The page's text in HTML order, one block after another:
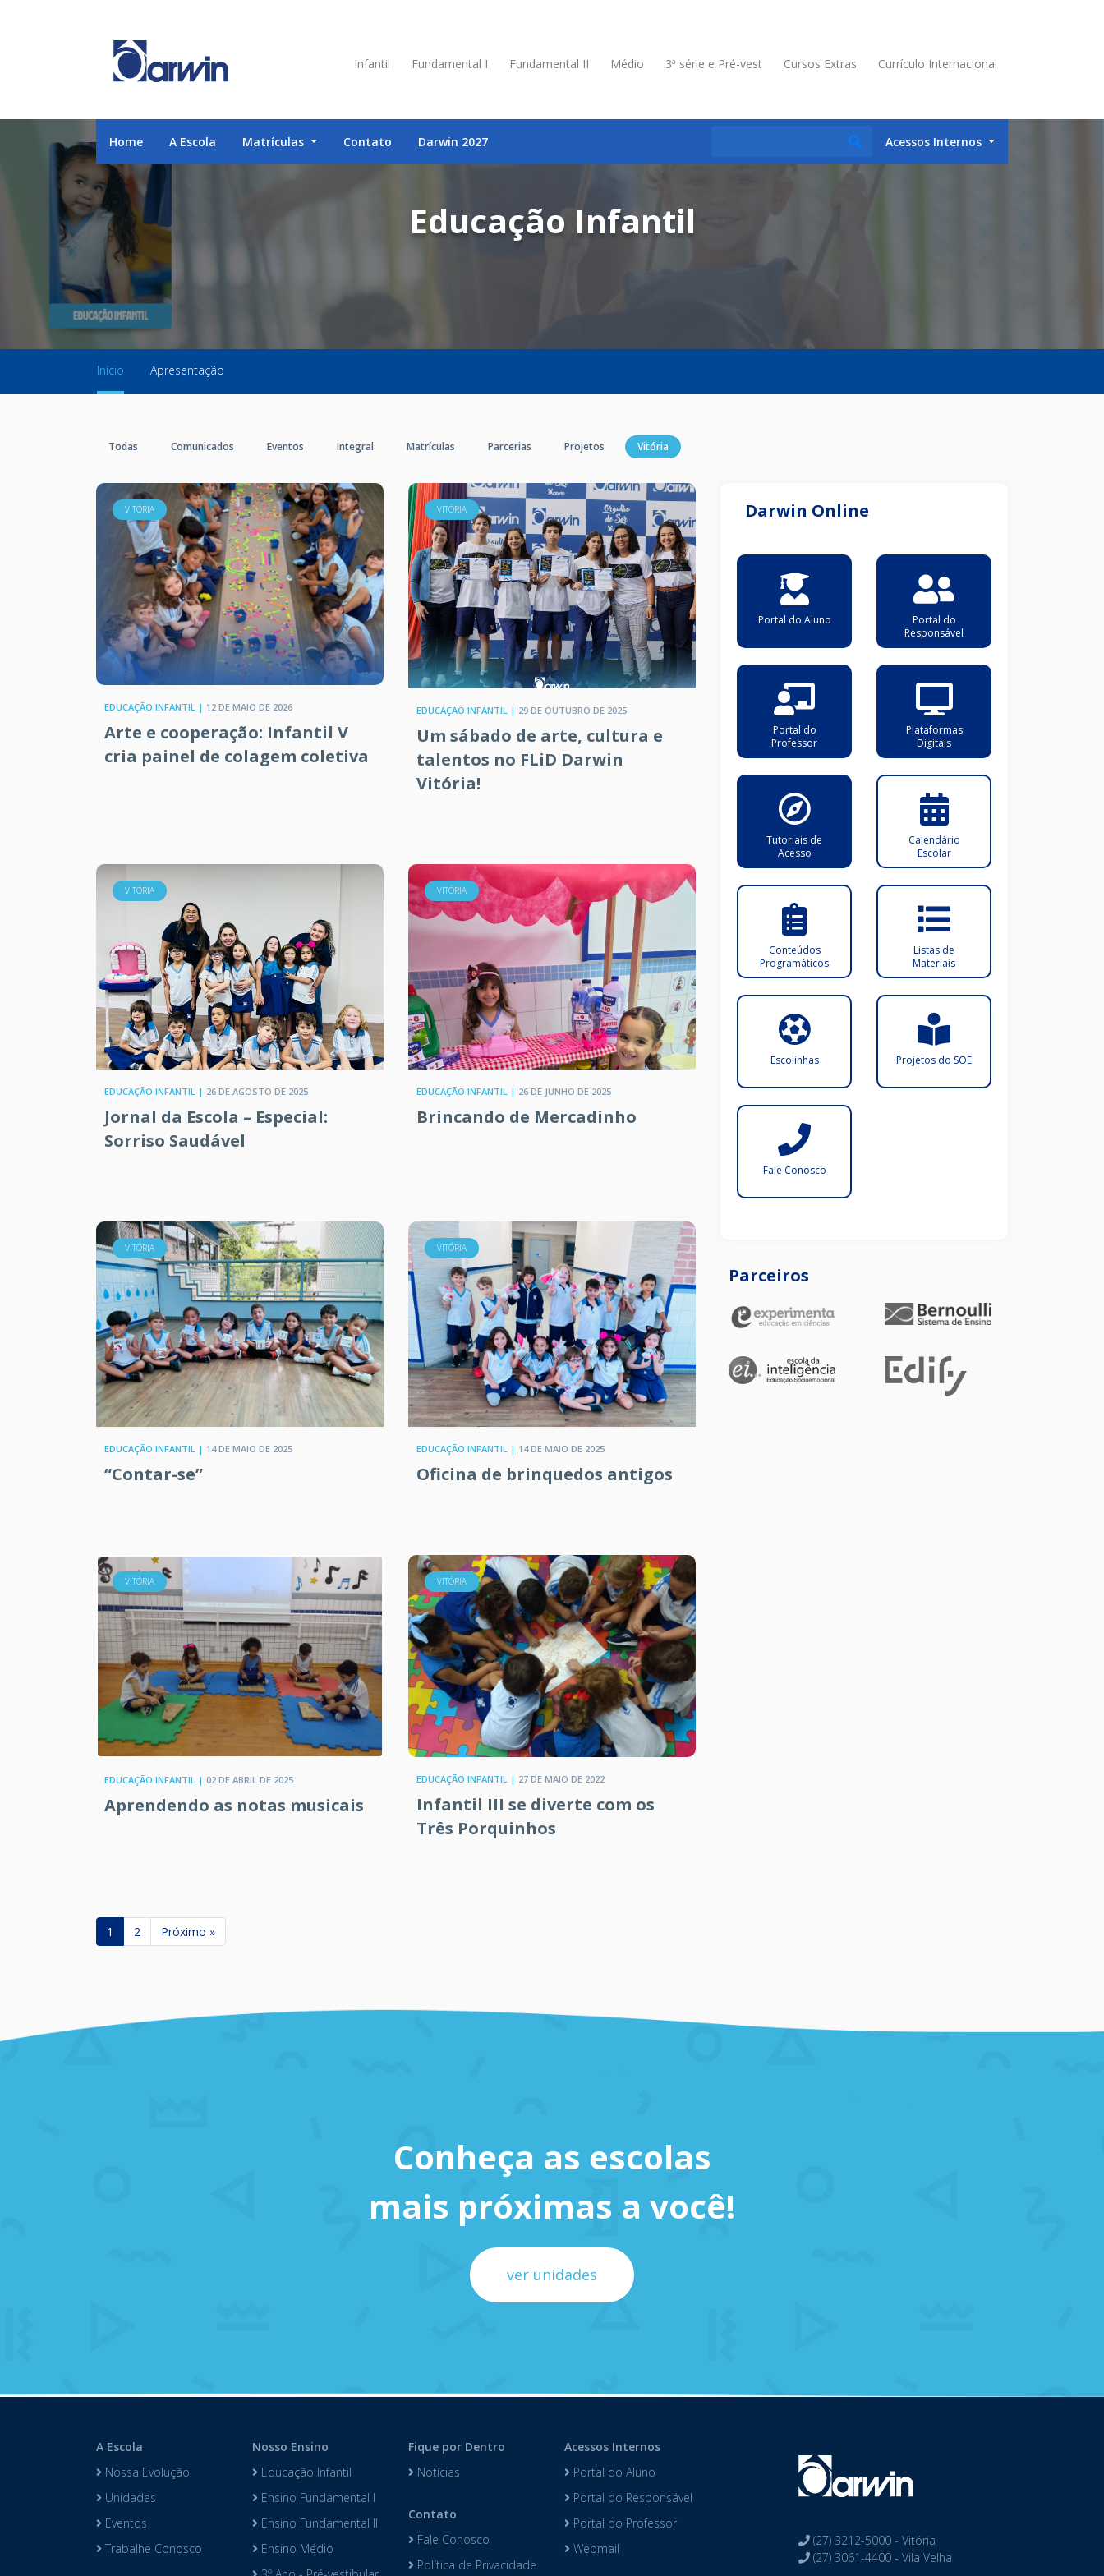
Infantil Fundamental I Fundamental II Médio 3ª série e Pré-vest Cursos Extras Currículo Internacional
Home A Escola Matrículas Contato Darwin 2027 Acessos Internos
Educação Infantil
Início Apresentação
Todas Comunicados Eventos Integral Matrículas Parcerias Projetos Vitória
VITÓRIA
EDUCAÇÃO INFANTIL | 12 DE MAIO DE 2026
Arte e cooperação: Infantil V
cria painel de colagem coletiva
VITÓRIA
EDUCAÇÃO INFANTIL | 29 DE OUTUBRO DE 2025
Um sábado de arte, cultura e
talentos no FLiD Darwin
Vitória!
VITÓRIA
EDUCAÇÃO INFANTIL | 26 DE AGOSTO DE 2025
Jornal da Escola – Especial:
Sorriso Saudável
VITÓRIA
EDUCAÇÃO INFANTIL | 26 DE JUNHO DE 2025
Brincando de Mercadinho
VITÓRIA
EDUCAÇÃO INFANTIL | 14 DE MAIO DE 2025
“Contar-se”
VITÓRIA
EDUCAÇÃO INFANTIL | 14 DE MAIO DE 2025
Oficina de brinquedos antigos
VITÓRIA
EDUCAÇÃO INFANTIL | 02 DE ABRIL DE 2025
Aprendendo as notas musicais
VITÓRIA
EDUCAÇÃO INFANTIL | 27 DE MAIO DE 2022
Infantil III se diverte com os
Três Porquinhos
1 2 Próximo »
Darwin Online
Portal do Aluno
Portal do
Responsável
Portal do
Professor
Plataformas
Digitais
Tutoriais de
Acesso
Calendário
Escolar
Conteúdos
Programáticos
Listas de
Materiais
Escolinhas Projetos do SOE
Fale Conosco
Parceiros
Conheça as escolas
mais próximas a você!
ver unidades
A Escola
Nossa Evolução
Unidades
Eventos
Trabalhe Conosco
Nosso Ensino
Educação Infantil
Ensino Fundamental I
Ensino Fundamental II
Ensino Médio
Fique por Dentro
Notícias
Contato
Fale Conosco
Política de Privacidade
Acessos Internos
Portal do Aluno
Portal do Responsável
Portal do Professor
Webmail
(27) 3212-5000 - Vitória
(27) 3061-4400 - Vila Velha